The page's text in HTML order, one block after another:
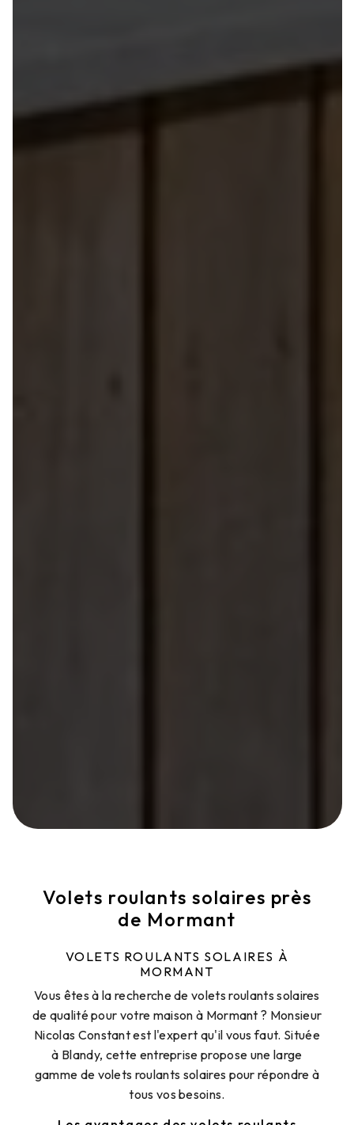
Volets roulants solaires près
de Mormant
VOLETS ROULANTS SOLAIRES À
MORMANT
Vous êtes à la recherche de volets roulants solaires
de qualité pour votre maison à Mormant ? Monsieur
Nicolas Constant est l'expert qu'il vous faut. Située
à Blandy, cette entreprise propose une large
gamme de volets roulants solaires pour répondre à
tous vos besoins.